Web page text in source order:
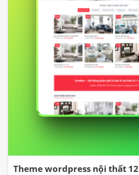
Theme wordpress nội thất 12